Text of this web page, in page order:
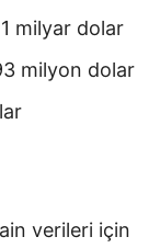
milyar dolar
milyon dolar
verileri için